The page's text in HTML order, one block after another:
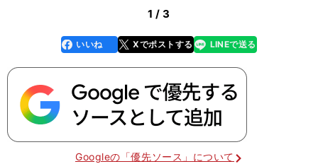
1 / 3
faceboo
k
いいね Xでポストする
line LINEで送る
Googleの「優先ソース」について